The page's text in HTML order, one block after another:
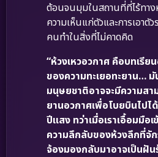
ต้อนจนมุมในสถานที่ที่ไร้ท
ความเห็นแก่ตัวและการเอาตั
คนทำในสิ่งที่ไม่คาดคิด
“ห้วงเหวอวกาศ คือบทเรีย
ของความทะเยอทะยาน… มั
มนุษยชาติอาจจะมีความสา
ยานอวกาศเพื่อโบยบินไปไ
ปีแสง ทว่าเมื่อเราเอื้อมมือ
ความลึกลับของห้วงลึกที่จั
จ้องมองกลับมาอาจเป็นฝั